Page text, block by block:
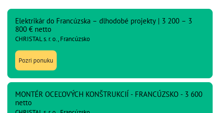
Elektrikár do Francúzska – dlhodobé projekty | 3 200 – 3
800 € netto
CHRISTAL s. r. o., Francúzsko
Pozri ponuku
MONTÉR OCEĽOVÝCH KONŠTRUKCIÍ - FRANCÚZSKO - 3 600
netto